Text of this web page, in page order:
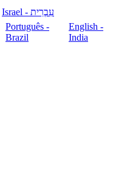
עִבְרִית - Israel
Português -
Brazil
English -
India